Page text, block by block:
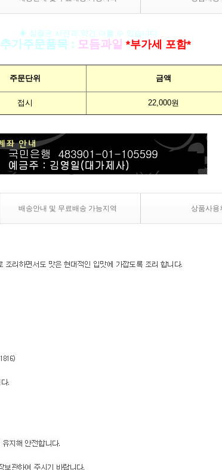
◈ 실물은 사진과 약간 다를 수 있습니다
추가주문품목 : 모듬과일 *부가세 포함*
주문단위 금액
접시 22,000원
배송안내 및 무료배송 가능지역 상품사용